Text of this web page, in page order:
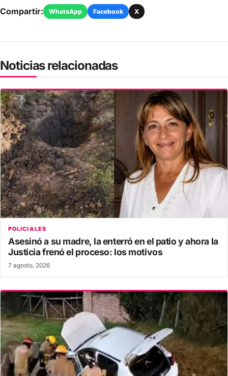
Compartir: WhatsApp Facebook X
Noticias relacionadas
POLICIALES
Asesinó a su madre, la enterró en el patio y ahora la
Justicia frenó el proceso: los motivos
7 agosto, 2026